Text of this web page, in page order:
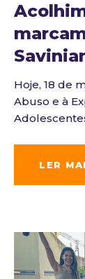
Hoje, 18 de
Abuso e à
LER